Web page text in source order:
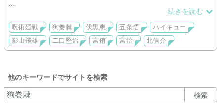
続きを読む
呪術廻戦 狗巻棘 伏黒恵 五条悟
ハイキュー
影山飛雄
二口堅治 宮侑 宮治 北信介
他のキーワードでサイトを検索
検索